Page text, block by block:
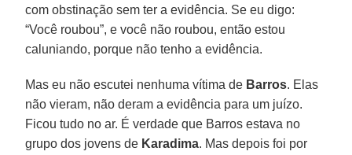
com obstinação sem ter a evidência. Se eu digo:
“Você roubou”, e você não roubou, então estou
caluniando, porque não tenho a evidência.
Mas eu não escutei nenhuma vítima de Barros. Elas
não vieram, não deram a evidência para um juízo.
Ficou tudo no ar. É verdade que Barros estava no
grupo dos jovens de Karadima. Mas depois foi por